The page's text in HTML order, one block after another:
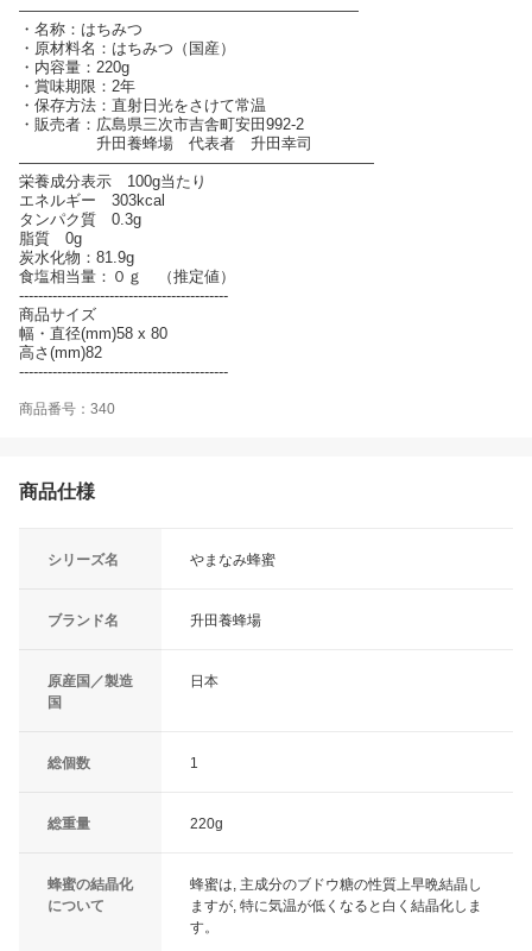
——————————————————————
・名称：はちみつ
・原材料名：はちみつ（国産）
・内容量：220g
・賞味期限：2年
・保存方法：直射日光をさけて常温
・販売者：広島県三次市吉舎町安田992-2
升田養蜂場 代表者 升田幸司
———————————————————————
栄養成分表示 100g当たり
エネルギー 303kcal
タンパク質 0.3g
脂質 0g
炭水化物：81.9g
食塩相当量：０ｇ （推定値）
--------------------------------------------
商品サイズ
幅・直径(mm)58 x 80
高さ(mm)82
--------------------------------------------
商品番号：340
商品仕様
シリーズ名 やまなみ蜂蜜
ブランド名 升田養蜂場
原産国／製造
国
日本
総個数 1
総重量 220g
蜂蜜の結晶化
について
蜂蜜は, 主成分のブドウ糖の性質上早晩結晶し
ますが, 特に気温が低くなると白く結晶化しま
す。